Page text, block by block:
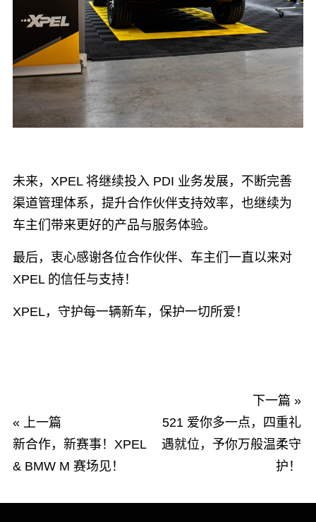
未来，XPEL 将继续投入 PDI 业务发展，不断完善
渠道管理体系，提升合作伙伴支持效率，也继续为
车主们带来更好的产品与服务体验。
最后，衷心感谢各位合作伙伴、车主们一直以来对
XPEL 的信任与支持！
XPEL，守护每一辆新车，保护一切所爱！
« 上一篇
新合作，新赛事！XPEL
& BMW M 赛场见！
下一篇 »
521 爱你多一点，四重礼
遇就位，予你万般温柔守
护！